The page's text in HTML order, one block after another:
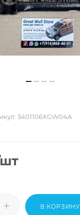
3401106XGW04A
В КОРЗИНУ